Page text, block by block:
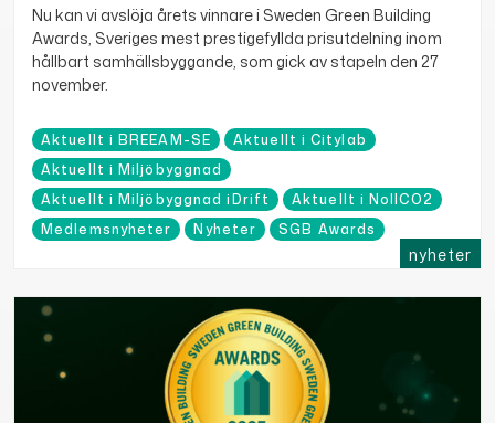
nyheter
Nu kan vi avslöja årets vinnare i Sweden Green Building
Awards, Sveriges mest prestigefyllda prisutdelning inom
hållbart samhällsbyggande, som gick av stapeln den 27
november.
Aktuellt i BREEAM-SE
Aktuellt i Citylab
Aktuellt i Miljöbyggnad
Aktuellt i Miljöbyggnad iDrift
Aktuellt i NollCO2
Medlemsnyheter
Nyheter SGB Awards